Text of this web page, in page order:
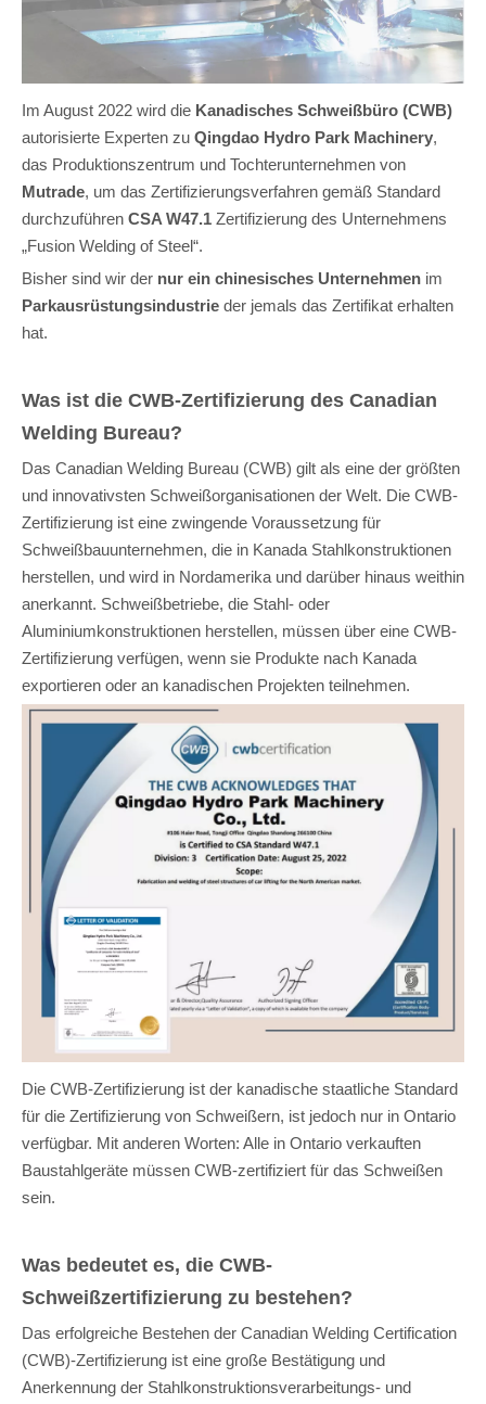
Im August 2022 wird die Kanadisches Schweißbüro (CWB)
autorisierte Experten zu Qingdao Hydro Park Machinery,
das Produktionszentrum und Tochterunternehmen von
Mutrade, um das Zertifizierungsverfahren gemäß Standard
durchzuführen CSA W47.1 Zertifizierung des Unternehmens
„Fusion Welding of Steel“.
Bisher sind wir der nur ein chinesisches Unternehmen im
Parkausrüstungsindustrie der jemals das Zertifikat erhalten
hat.
Was ist die CWB-Zertifizierung des Canadian
Welding Bureau?
Das Canadian Welding Bureau (CWB) gilt als eine der größten
und innovativsten Schweißorganisationen der Welt. Die CWB-
Zertifizierung ist eine zwingende Voraussetzung für
Schweißbauunternehmen, die in Kanada Stahlkonstruktionen
herstellen, und wird in Nordamerika und darüber hinaus weithin
anerkannt. Schweißbetriebe, die Stahl- oder
Aluminiumkonstruktionen herstellen, müssen über eine CWB-
Zertifizierung verfügen, wenn sie Produkte nach Kanada
exportieren oder an kanadischen Projekten teilnehmen.
Die CWB-Zertifizierung ist der kanadische staatliche Standard
für die Zertifizierung von Schweißern, ist jedoch nur in Ontario
verfügbar. Mit anderen Worten: Alle in Ontario verkauften
Baustahlgeräte müssen CWB-zertifiziert für das Schweißen
sein.
Was bedeutet es, die CWB-
Schweißzertifizierung zu bestehen?
Das erfolgreiche Bestehen der Canadian Welding Certification
(CWB)-Zertifizierung ist eine große Bestätigung und
Anerkennung der Stahlkonstruktionsverarbeitungs- und